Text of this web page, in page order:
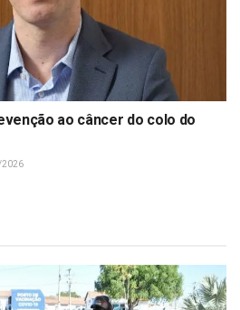
ao câncer do colo do